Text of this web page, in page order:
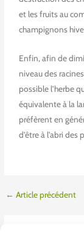
et les fruits au
champignons
Enfin, afin de
niveau des
possible l’herbe
équivalente à la
préfèrent en
d’être à l’abri des
← Article précédent